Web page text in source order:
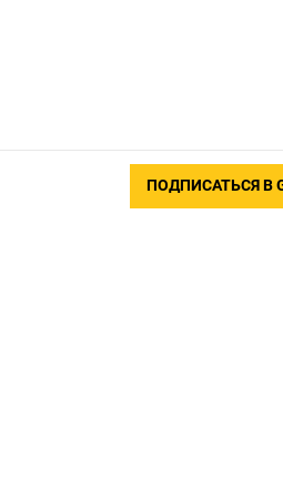
ПОДПИСАТЬСЯ В